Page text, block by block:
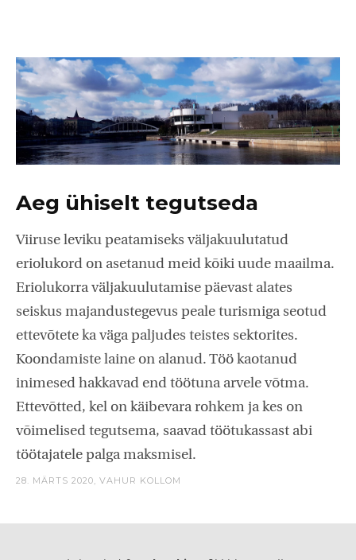
Aeg ühiselt tegutseda
Viiruse leviku peatamiseks väljakuulutatud
eriolukord on asetanud meid kõiki uude maailma.
Eriolukorra väljakuulutamise päevast alates
seiskus majandustegevus peale turismiga seotud
ettevõtete ka väga paljudes teistes sektorites.
Koondamiste laine on alanud. Töö kaotanud
inimesed hakkavad end töötuna arvele võtma.
Ettevõtted, kel on käibevara rohkem ja kes on
võimelised tegutsema, saavad töötukassast abi
töötajatele palga maksmisel.
28. MÄRTS 2020, VAHUR KOLLOM